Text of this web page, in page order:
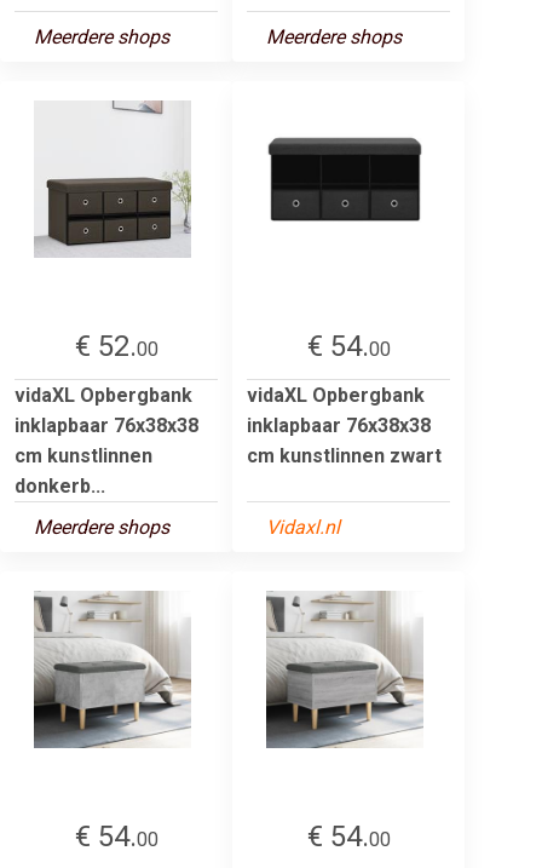
Meerdere shops Meerdere shops
€ 52.00
vidaXL Opbergbank
inklapbaar 76x38x38
cm kunstlinnen
donkerb...
Meerdere shops
€ 54.00
vidaXL Opbergbank
inklapbaar 76x38x38
cm kunstlinnen zwart
Vidaxl.nl
€ 54.00 € 54.00